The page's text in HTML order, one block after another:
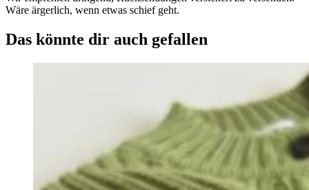
Wäre ärgerlich, wenn etwas schief geht.
Das könnte dir auch gefallen